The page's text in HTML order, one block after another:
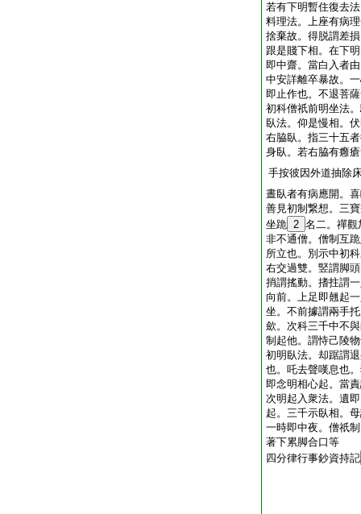
若有下明暫住復去
料理法。上座有病
捨棄故。得脱謂差
跟是賤下相。在下
即中齋。當白入者
中安詳離卒暴故。
即止作也。不退菩
初科僧祇前明坐法
臥法。仰是慢相。
右脇臥。指三十五
身臥。若右脇有癰
手按彼因外道抽除
晝臥者有病應開。
善見初制繋想。三
坐跪 2 名二。禪觀
非不通僧。僧制互
所立也。別示中初
右交過雙。竪謂脚
捎謂搖動。搘拄謂
向前。上足即翹起
坐。不前據謂兩手
歛。次科三千中不
制起他。謂恃己陵
初明臥法。却踞謂
也。吒去聲嘆息也
即念明相心起。當
次明起入衆法。遺
起。三千示臥相。
一時即中夜。僧祇
著下累脚合口等
四分律行事鈔資持記